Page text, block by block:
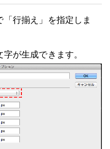
行揃え」を指定しま
が生成できます。